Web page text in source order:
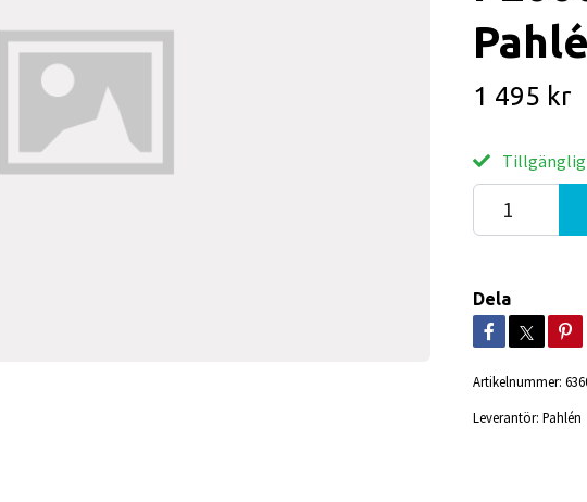
1 495 kr
Tillgänglig
Dela
Artikelnummer:
Leverantör: Pahlén